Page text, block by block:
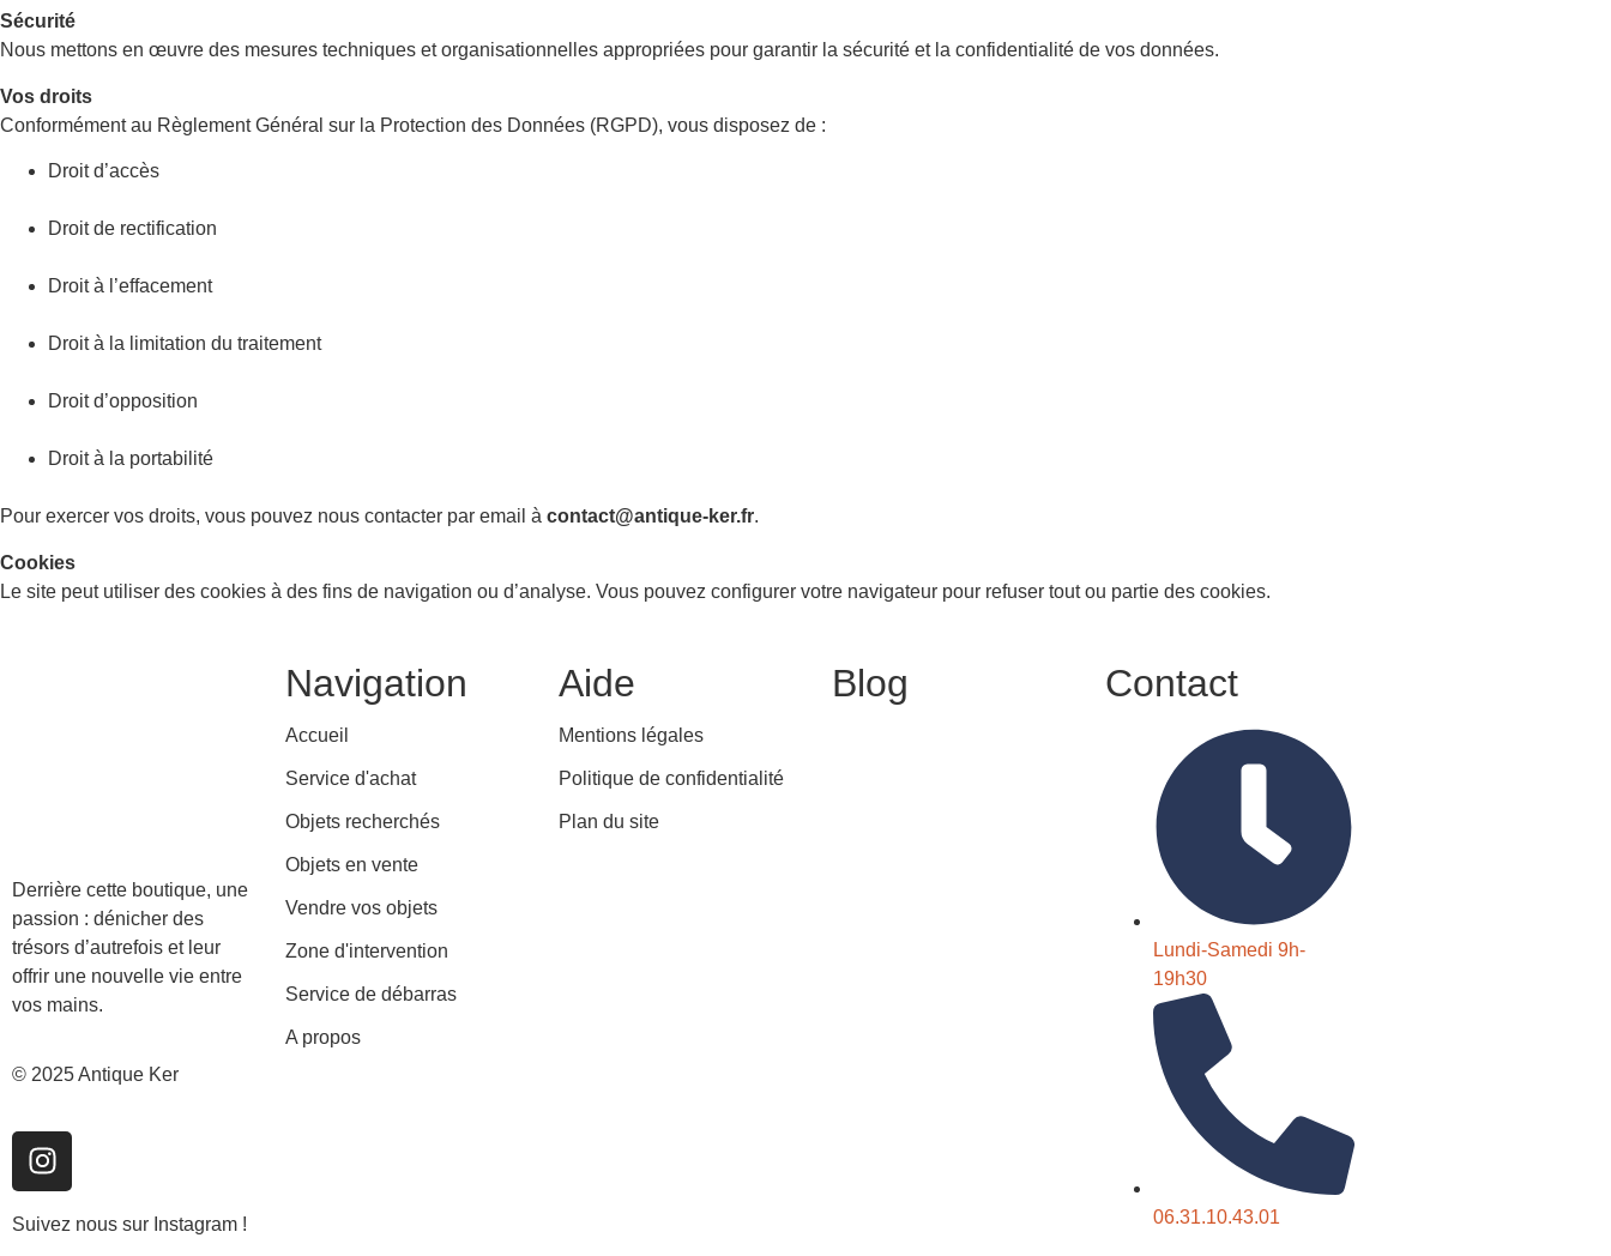
Sécurité
Nous mettons en œuvre des mesures techniques et organisationnelles appropriées pour garantir la sécurité et la confidentialité de vos données.
Vos droits
Conformément au Règlement Général sur la Protection des Données (RGPD), vous disposez de :
Droit d’accès
Droit de rectification
Droit à l’effacement
Droit à la limitation du traitement
Droit d’opposition
Droit à la portabilité
Pour exercer vos droits, vous pouvez nous contacter par email à contact@antique-ker.fr.
Cookies
Le site peut utiliser des cookies à des fins de navigation ou d’analyse. Vous pouvez configurer votre navigateur pour refuser tout ou partie des cookies.
Derrière cette boutique, une
passion : dénicher des
trésors d’autrefois et leur
offrir une nouvelle vie entre
vos mains.
© 2025 Antique Ker
Suivez nous sur Instagram !
Navigation
Accueil
Service d'achat
Objets recherchés
Objets en vente
Vendre vos objets
Zone d'intervention
Service de débarras
A propos
Aide
Mentions légales
Politique de confidentialité
Plan du site
Blog Contact
Lundi-Samedi 9h-
19h30
06.31.10.43.01